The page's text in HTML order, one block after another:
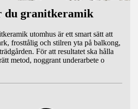
du granitkeramik
utomhus är ett smart sätt att
frosttålig och stilren yta på balkong,
För att resultatet ska hålla
metod, noggrant underarbete o